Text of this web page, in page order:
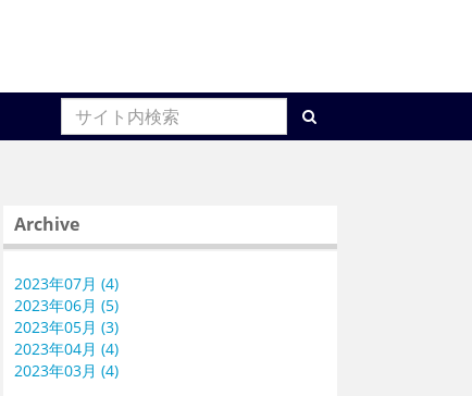
Archive
2023年07月 (4)
2023年06月 (5)
2023年05月 (3)
2023年04月 (4)
2023年03月 (4)